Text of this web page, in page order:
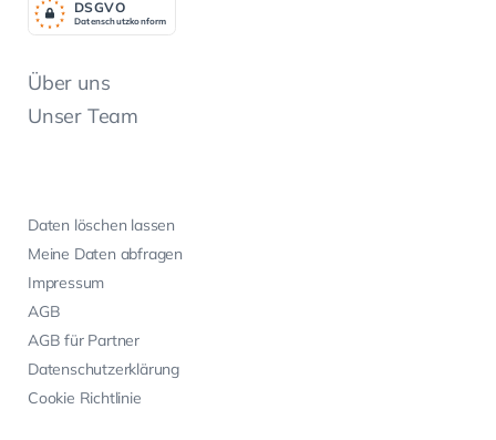
Über uns
Unser Team
Daten löschen lassen
Meine Daten abfragen
Impressum
AGB
AGB für Partner
Datenschutzerklärung
Cookie Richtlinie
Datenschutzkonform
DSGVO